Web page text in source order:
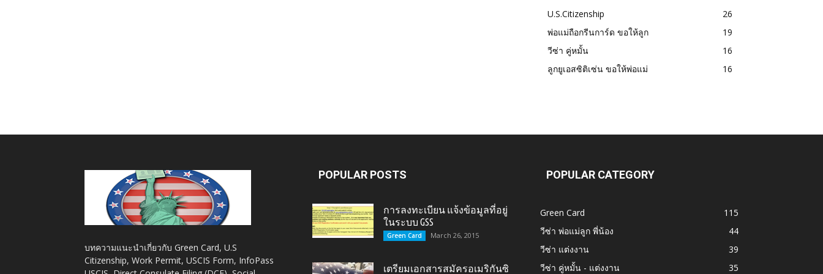
U.S.Citizenship
26
พ่อแม่ถือกรีนการ์ด ขอให้ลูก
19
วีซ่า คู่หมั้น
16
ลูกยูเอสซิติเซ่น ขอให้พ่อแม่
16
บทความแนะนำเกี่ยวกับ Green Card, U.S
Citizenship, Work Permit, USCIS Form, InfoPass
POPULAR POSTS
การลงทะเบียน แจ้งข้อมูลที่อยู่
ในระบบ GSS
Green Card March 26, 2015
เตรียมเอกสารสมัครอเมริกันซิ
POPULAR CATEGORY
Green Card
115
วีซ่า พ่อแม่ลูก พี่น้อง
44
วีซ่า แต่งงาน
39
วีซ่า คู่หมั้น - แต่งงาน
35